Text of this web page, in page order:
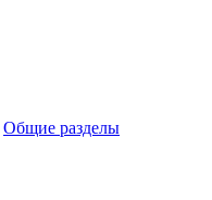
Общие разделы